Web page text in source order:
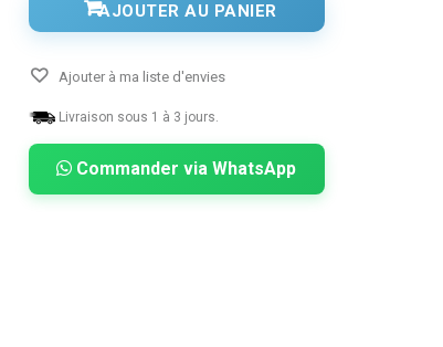
AJOUTER AU PANIER
Ajouter à ma liste d'envies
Livraison sous 1 à 3 jours.
Commander via WhatsApp